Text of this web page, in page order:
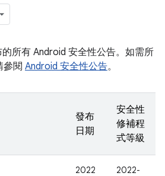
所有 Android 安全性公告。如需所
參閱 Android 安全性公告。
發布
日期
安全性
修補程
式等級
2022
2022-